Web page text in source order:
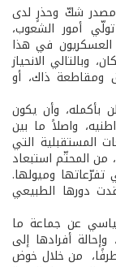
شكّ وحذرٍ لدى
أمور الشعوب،
العسكريون في هذا
وبالتالي الانحياز
ومقاطعة ذاك، أو
بأكمله، وأن يكون
واصلاً ما بين
المستقبلية التي
من المحتّم استبعاد
وميولها.
دورها الطبيعي
عن جماعة ما
أفرادها إلى
من خلال خوض